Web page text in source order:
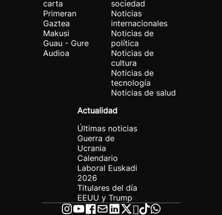
carta
Primeran
Gaztea
Makusi
Guau - Gure
Audioa
sociedad
Noticias
internacionales
Noticias de
política
Noticias de
cultura
Noticias de
tecnología
Noticias de salud
Actualidad
Últimas noticias
Guerra de
Ucrania
Calendario
Laboral Euskadi
2026
Titulares del día
EEUU y Trump